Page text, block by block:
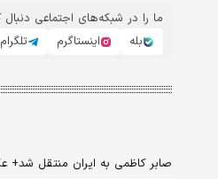
ما را در شبکه‌های اجتماعی دنبال
بله
اینستاگرم تلگرام
صابر کاظمی به ایران منتقل